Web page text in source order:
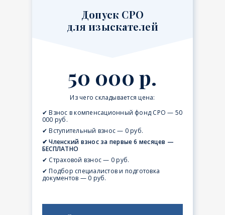
Допуск СРО
для изыскателей
50 000 р.
Из чего складывается цена:
✔ Взнос в компенсационный фонд СРО — 50
000 руб.
✔ Вступительный взнос — 0 руб.
✔ Членский взнос за первые 6 месяцев —
БЕСПЛАТНО
✔ Страховой взнос — 0 руб.
✔ Подбор специалистов и подготовка
документов — 0 руб.